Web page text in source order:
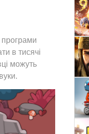
Battle на
в тисячі
можуть